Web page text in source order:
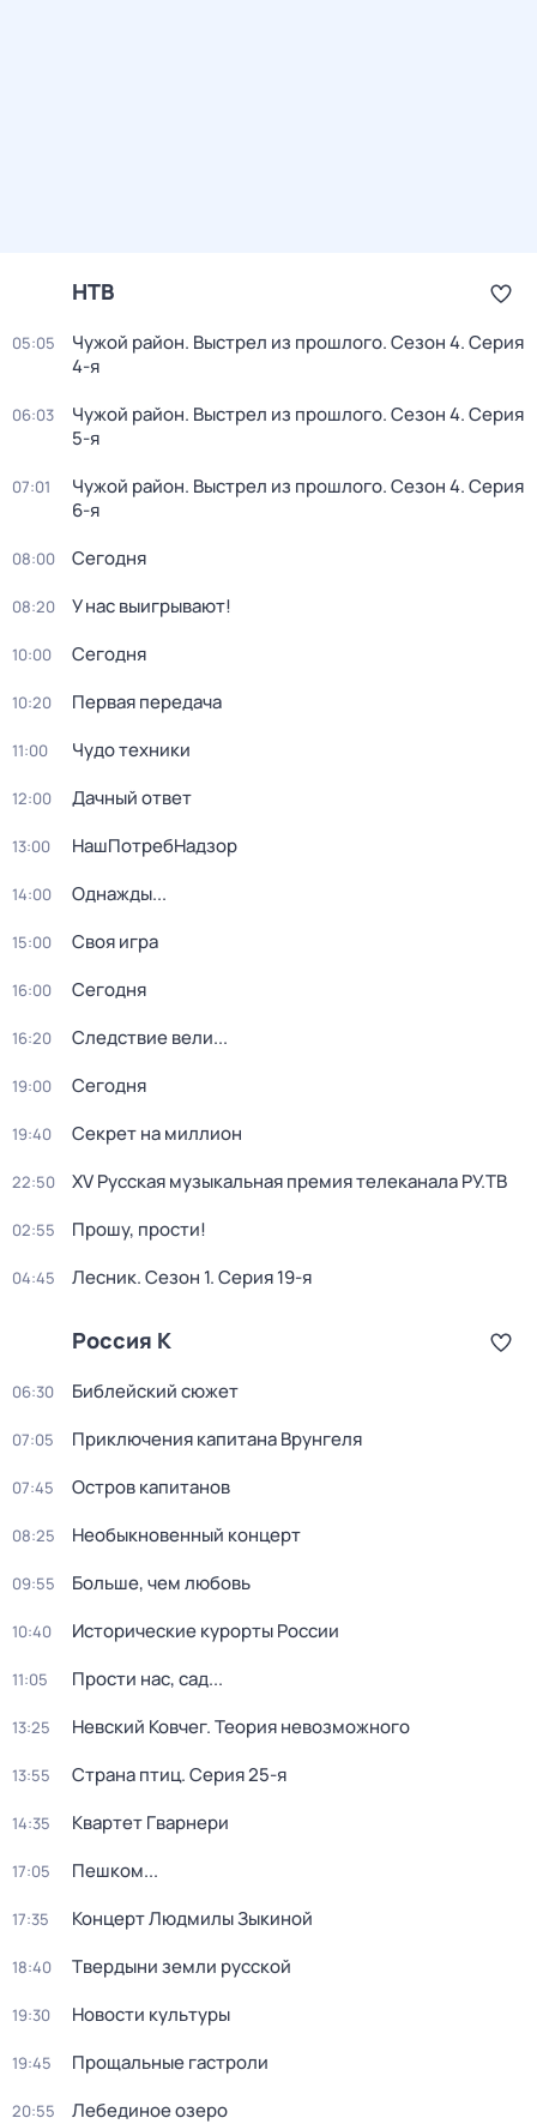
НТВ
05:05 Чужой район. Выстрел из прошлого. Сезон 4. Серия
4-я
06:03 Чужой район. Выстрел из прошлого. Сезон 4. Серия
5-я
07:01 Чужой район. Выстрел из прошлого. Сезон 4. Серия
6-я
08:00 Сегодня
08:20 У нас выигрывают!
10:00 Сегодня
10:20 Первая передача
11:00 Чудо техники
12:00 Дачный ответ
13:00 НашПотребНадзор
14:00 Однажды...
15:00 Своя игра
16:00 Сегодня
16:20 Следствие вели...
19:00 Сегодня
19:40 Секрет на миллион
22:50 XV Русская музыкальная премия телеканала РУ.ТВ
02:55 Прошу, прости!
04:45 Лесник. Сезон 1. Серия 19-я
Россия К
06:30 Библейский сюжет
07:05 Приключения капитана Врунгеля
07:45 Остров капитанов
08:25 Необыкновенный концерт
09:55 Больше, чем любовь
10:40 Исторические курорты России
11:05 Прости нас, сад...
13:25 Невский Ковчег. Теория невозможного
13:55 Страна птиц. Серия 25-я
14:35 Квартет Гварнери
17:05 Пешком...
17:35 Концерт Людмилы Зыкиной
18:40 Твердыни земли русской
19:30 Новости культуры
19:45 Прощальные гастроли
20:55 Лебединое озеро